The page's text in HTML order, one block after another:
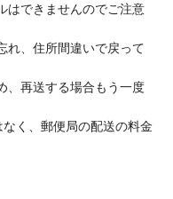
はできませんのでご注意
れ、住所間違いで戻って
、再送する場合もう一度
く、郵便局の配送の料金